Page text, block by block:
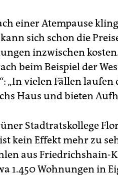
einer Atempause
sich schon die
inzwischen
beim Beispiel der
„In vielen Fällen
Haus und bieten
Stadtratskollege
kein Effekt mehr zu
aus Friedrichshain-
1.450 Wohnungen in